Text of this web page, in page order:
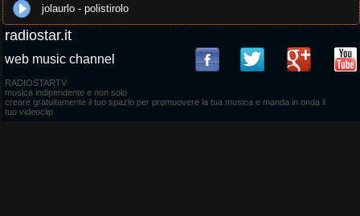
jolaurlo - polistirolo
radiostar.it
web music channel
RADIOSTARTV
musica indipendente e non solo
creare gratuitamente il tuo spazio per promuovere la tua musica e manda in onda il
tuo videoclip